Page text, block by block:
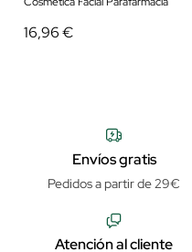
16,96 €
Envíos gratis
Pedidos a partir de 29€
Atención al cliente